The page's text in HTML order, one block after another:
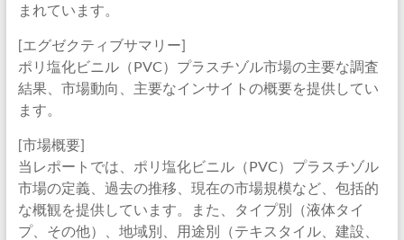
まれています。
[エグゼクティブサマリー]
ポリ塩化ビニル（PVC）プラスチゾル市場の主要な調査
結果、市場動向、主要なインサイトの概要を提供してい
ます。
[市場概要]
当レポートでは、ポリ塩化ビニル（PVC）プラスチゾル
市場の定義、過去の推移、現在の市場規模など、包括的
な概観を提供しています。また、タイプ別（液体タイ
プ、その他）、地域別、用途別（テキスタイル、建設、